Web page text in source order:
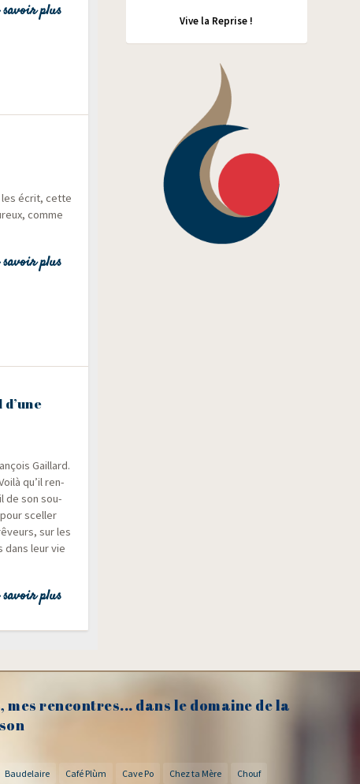
plus
les écrit, cette
comme
plus
Gaillard.
qu’il ren­
de son sou­
scel­ler
sur les
dans leur vie
plus
Vive la Reprise !
rencontres... dans le domaine de la
Baudelaire Café Plùm Cave Po Chez ta Mère Chouf